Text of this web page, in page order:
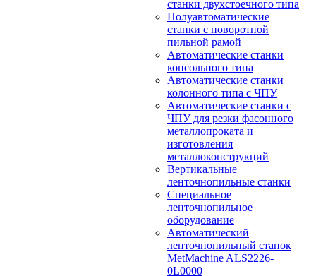
станки двухстоечного типа
Полуавтоматические
станки с поворотной
пильной рамой
Автоматические станки
консольного типа
Автоматические станки
колонного типа с ЧПУ
Автоматические станки с
ЧПУ для резки фасонного
металлопроката и
изготовления
металлоконструкций
Вертикальные
ленточнопильные станки
Специальное
ленточнопильное
оборудование
Автоматический
ленточнопильный станок
MetMachine ALS2226-
0L0000